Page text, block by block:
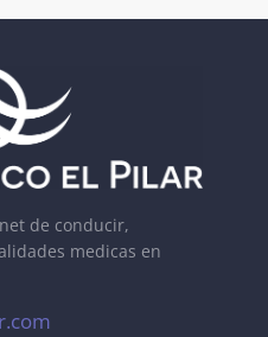
de conducir,
medicas en